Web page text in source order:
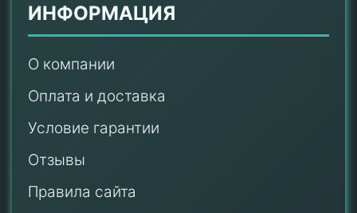
ИНФОРМАЦИЯ
О компании
Оплата и доставка
Условие гарантии
Отзывы
Правила сайта